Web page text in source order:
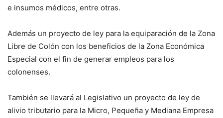
e insumos médicos, entre otras.
Además un proyecto de ley para la equiparación de la Zona
Libre de Colón con los beneficios de la Zona Económica
Especial con el fin de generar empleos para los
colonenses.
También se llevará al Legislativo un proyecto de ley de
alivio tributario para la Micro, Pequeña y Mediana Empresa